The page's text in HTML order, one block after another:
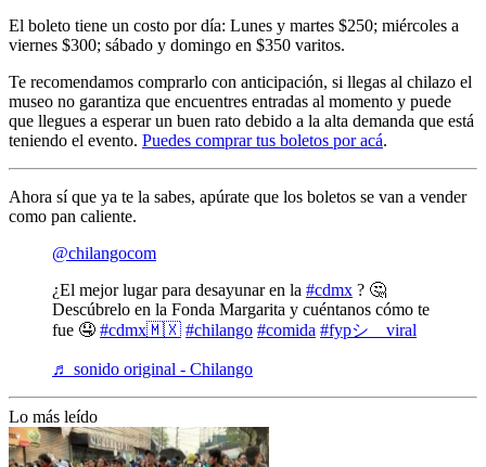
El boleto tiene un costo por día: Lunes y martes $250; miércoles a
viernes $300; sábado y domingo en $350 varitos.
Te recomendamos comprarlo con anticipación, si llegas al chilazo el
museo no garantiza que encuentres entradas al momento y puede
que llegues a esperar un buen rato debido a la alta demanda que está
teniendo el evento. Puedes comprar tus boletos por acá.
Ahora sí que ya te la sabes, apúrate que los boletos se van a vender
como pan caliente.
@chilangocom
¿El mejor lugar para desayunar en la #cdmx ? 🤔
Descúbrelo en la Fonda Margarita y cuéntanos cómo te
fue 🤤 #cdmx🇲🇽 #chilango #comida #fypシ゚viral
♬ sonido original - Chilango
Lo más leído